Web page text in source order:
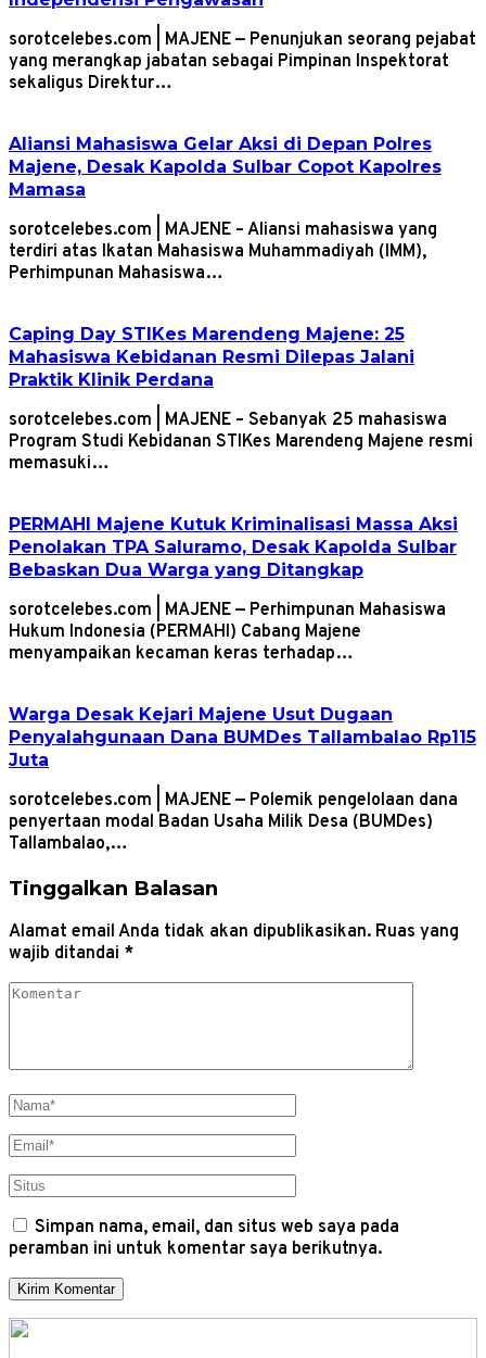
sorotcelebes.com | MAJENE — Penunjukan seorang pejabat
yang merangkap jabatan sebagai Pimpinan Inspektorat
sekaligus Direktur…
Aliansi Mahasiswa Gelar Aksi di Depan Polres
Majene, Desak Kapolda Sulbar Copot Kapolres
Mamasa
sorotcelebes.com | MAJENE – Aliansi mahasiswa yang
terdiri atas Ikatan Mahasiswa Muhammadiyah (IMM),
Perhimpunan Mahasiswa…
Caping Day STIKes Marendeng Majene: 25
Mahasiswa Kebidanan Resmi Dilepas Jalani
Praktik Klinik Perdana
sorotcelebes.com | MAJENE – Sebanyak 25 mahasiswa
Program Studi Kebidanan STIKes Marendeng Majene resmi
memasuki…
PERMAHI Majene Kutuk Kriminalisasi Massa Aksi
Penolakan TPA Saluramo, Desak Kapolda Sulbar
Bebaskan Dua Warga yang Ditangkap
sorotcelebes.com | MAJENE — Perhimpunan Mahasiswa
Hukum Indonesia (PERMAHI) Cabang Majene
menyampaikan kecaman keras terhadap…
Warga Desak Kejari Majene Usut Dugaan
Penyalahgunaan Dana BUMDes Tallambalao Rp115
Juta
sorotcelebes.com | MAJENE — Polemik pengelolaan dana
penyertaan modal Badan Usaha Milik Desa (BUMDes)
Tallambalao,…
Tinggalkan Balasan
Alamat email Anda tidak akan dipublikasikan. Ruas yang
wajib ditandai *
Simpan nama, email, dan situs web saya pada
peramban ini untuk komentar saya berikutnya.